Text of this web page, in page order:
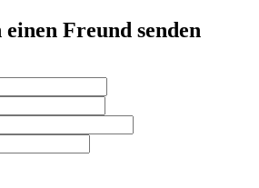
Freund senden